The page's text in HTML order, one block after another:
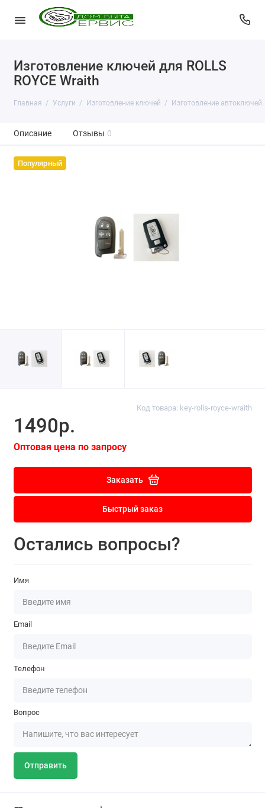
Изготовление ключей для ROLLS
ROYCE Wraith
Главная Услуги Изготовление ключей Изготовление автоключей
Описание Отзывы 0
Популярный
Код товара: key-rolls-royce-wraith
1490р.
Оптовая цена по запросу
Заказать
Быстрый заказ
Остались вопросы?
Имя
Email
Телефон
Вопрос
Отправить